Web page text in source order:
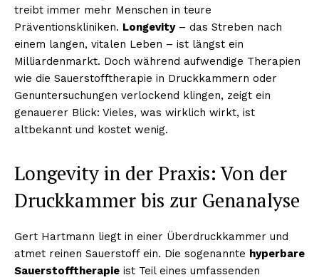
treibt immer mehr Menschen in teure
Präventionskliniken. Longevity– das Streben nach
einem langen, vitalen Leben – ist längst ein
Milliardenmarkt. Doch während aufwendige Therapien
wie die Sauerstofftherapie in Druckkammern oder
Genuntersuchungen verlockend klingen, zeigt ein
genauerer Blick: Vieles, was wirklich wirkt, ist
altbekannt und kostet wenig.
Longevity in der Praxis: Von der
Druckkammer bis zur Genanalyse
Gert Hartmann liegt in einer Überdruckkammer und
atmet reinen Sauerstoff ein. Die sogenannte hyperbare
Sauerstofftherapie ist Teil eines umfassenden